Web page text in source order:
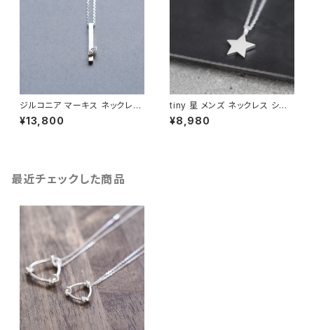
ジルコニア マーキス ネックレス
シルバー925 メンズ ユニセック
ス
¥13,800
tiny 星 メンズ ネックレス シル
バー925
¥8,980
最近チェックした商品